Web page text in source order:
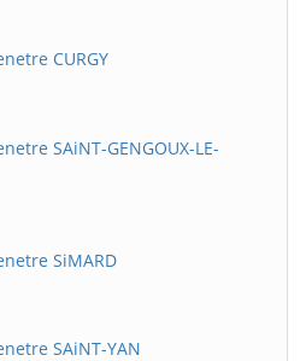
CURGY
SAiNT-GENGOUX-LE-
SiMARD
SAiNT-YAN